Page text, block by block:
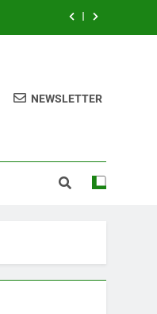
NEWSLETTER